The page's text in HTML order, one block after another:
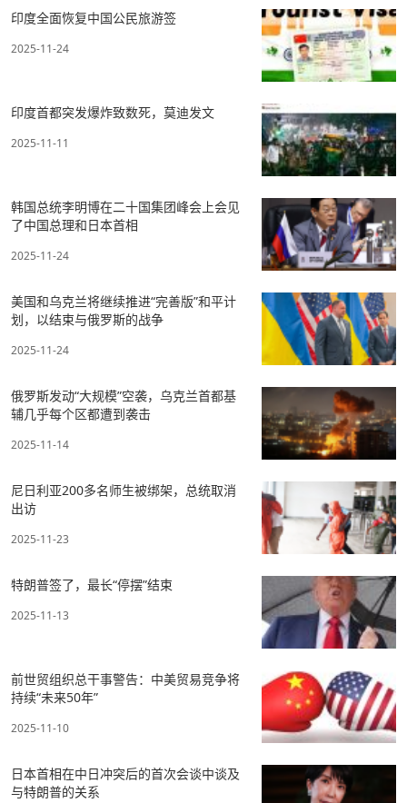
印度全面恢复中国公民旅游签
2025-11-24
印度首都突发爆炸致数死，莫迪发文
2025-11-11
韩国总统李明博在二十国集团峰会上会见
了中国总理和日本首相
2025-11-24
美国和乌克兰将继续推进“完善版”和平计
划，以结束与俄罗斯的战争
2025-11-24
俄罗斯发动“大规模”空袭，乌克兰首都基
辅几乎每个区都遭到袭击
2025-11-14
尼日利亚200多名师生被绑架，总统取消
出访
2025-11-23
特朗普签了，最长“停摆”结束
2025-11-13
前世贸组织总干事警告：中美贸易竞争将
持续“未来50年”
2025-11-10
日本首相在中日冲突后的首次会谈中谈及
与特朗普的关系